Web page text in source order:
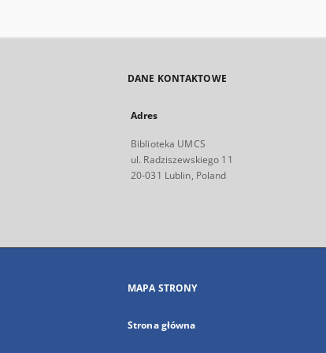
DANE KONTAKTOWE
Adres
Biblioteka UMCS
ul. Radziszewskiego 11
20-031 Lublin, Poland
MAPA STRONY
Strona główna